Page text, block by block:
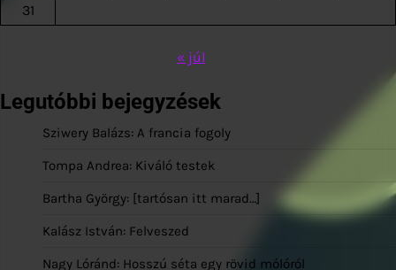
31
« júl
Legutóbbi bejegyzések
Sziwery Balázs: A francia fogoly
Tompa Andrea: Kiváló testek
Bartha György: [tartósan itt marad…]
Kalász István: Felveszed
Nagy Lóránd: Hosszú séta egy rövid mólóról